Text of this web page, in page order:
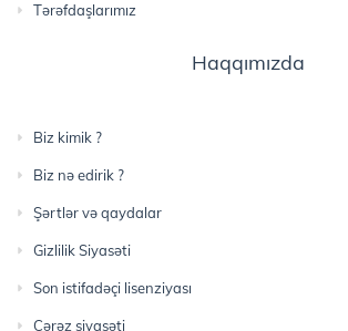
Tərəfdaşlarımız
Haqqımızda
Biz kimik ?
Biz nə edirik ?
Şərtlər və qaydalar
Gizlilik Siyasəti
Son istifadəçi lisenziyası
Çərəz siyasəti